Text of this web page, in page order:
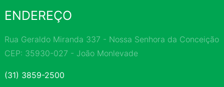
ENDEREÇO
Rua Geraldo Miranda 337 - Nossa Senhora da Conceição
CEP: 35930-027 - João Monlevade
(31) 3859-2500